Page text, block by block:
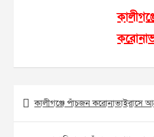
Post
navigation
কালীগঞ্জে পাঁচজন করোনাভাইরাসে